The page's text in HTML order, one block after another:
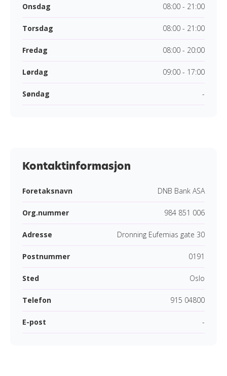
Onsdag 08:00 - 21:00
Torsdag 08:00 - 21:00
Fredag 08:00 - 20:00
Lørdag 09:00 - 17:00
Søndag -
Kontaktinformasjon
Foretaksnavn DNB Bank ASA
Org.nummer 984 851 006
Adresse Dronning Eufemias gate 30
Postnummer 0191
Sted Oslo
Telefon 915 04800
E-post -